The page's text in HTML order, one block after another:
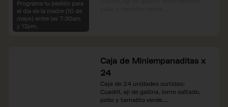
Programa tu pedido para
el dia de la madre (10 de
mayo) entre las 7:30am
y 12pm.
Caja de Miniempanaditas x
24
Caja de 24 unidades surtidas:
Cuadril, ají de gallina, lomo saltado,
pollo y tamalito verde.